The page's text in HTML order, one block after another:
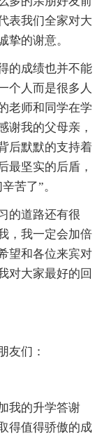
表我们全家对大
挚的谢意。
的成绩也并不能
个人而是很多人
老师和同学在学
谢我的父母亲，
后默默的支持着
最坚实的后盾，
苦了”。
的道路还有很
，我一定会加倍
望和各位来宾对
对大家最好的回
友们：
我的升学答谢
得值得骄傲的成